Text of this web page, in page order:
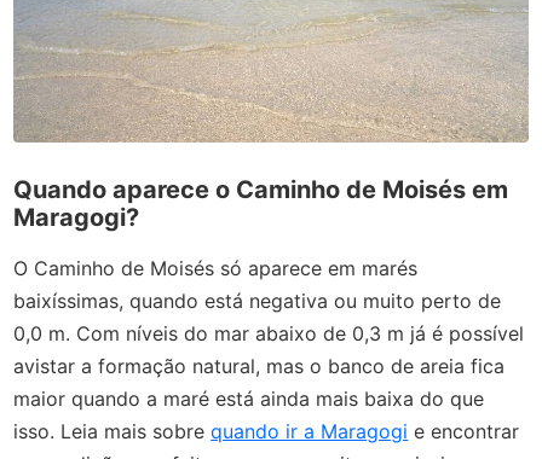
Quando aparece o Caminho de Moisés em
Maragogi?
O Caminho de Moisés só aparece em marés
baixíssimas, quando está negativa ou muito perto de
0,0 m. Com níveis do mar abaixo de 0,3 m já é possível
avistar a formação natural, mas o banco de areia fica
maior quando a maré está ainda mais baixa do que
isso. Leia mais sobrequando ir a Maragogi e encontrar